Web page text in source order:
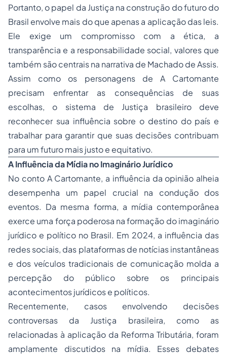
Portanto, o papel da Justiça na construção do futuro do
Brasil envolve mais do que apenas a aplicação das leis.
Ele exige um compromisso com a ética, a
transparência e a responsabilidade social, valores que
também são centrais na narrativa de Machado de Assis.
Assim como os personagens de A Cartomante
precisam enfrentar as consequências de suas
escolhas, o sistema de Justiça brasileiro deve
reconhecer sua influência sobre o destino do país e
trabalhar para garantir que suas decisões contribuam
para um futuro mais justo e equitativo.
A Influência da Mídia no Imaginário Jurídico
No conto A Cartomante, a influência da opinião alheia
desempenha um papel crucial na condução dos
eventos. Da mesma forma, a mídia contemporânea
exerce uma força poderosa na formação do imaginário
jurídico e político no Brasil. Em 2024, a influência das
redes sociais, das plataformas de notícias instantâneas
e dos veículos tradicionais de comunicação molda a
percepção do público sobre os principais
acontecimentos jurídicos e políticos.
Recentemente, casos envolvendo decisões
controversas da Justiça brasileira, como as
relacionadas à aplicação da Reforma Tributária, foram
amplamente discutidos na mídia. Esses debates